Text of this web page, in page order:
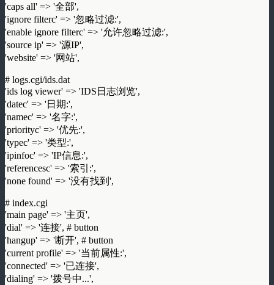
'caps all' => '全部',
'ignore filterc' => '忽略过滤:',
'enable ignore filterc' => '允许忽略过滤:',
'source ip' => '源IP',
'website' => '网站',
# logs.cgi/ids.dat
'ids log viewer' => 'IDS日志浏览',
'datec' => '日期:',
'namec' => '名字:',
'priorityc' => '优先:',
'typec' => '类型:',
'ipinfoc' => 'IP信息:',
'referencesc' => '索引:',
'none found' => '没有找到',
# index.cgi
'main page' => '主页',
'dial' => '连接', # button
'hangup' => '断开', # button
'current profile' => '当前属性:',
'connected' => '已连接',
'dialing' => '拨号中...',